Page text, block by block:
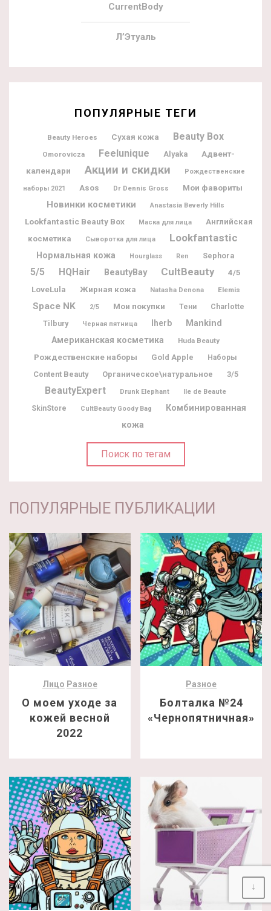
CurrentBody
Л’Этуаль
ПОПУЛЯРНЫЕ ТЕГИ
Beauty Heroes Сухая кожа Beauty Box
Omorovicza Feelunique Alyaka
Адвент-
календари
Акции и скидки Рождественские
наборы 2021 Asos Dr Dennis Gross Мои фавориты
Новинки косметики Anastasia Beverly Hills
Lookfantastic Beauty Box Маска для лица
Английская
косметика
Сыворотка для лица Lookfantastic
Нормальная кожа Hourglass Ren Sephora
5/5 HQHair BeautyBay CultBeauty
4/5
LoveLula
Жирная кожа Natasha Denona Elemis
Space NK 2/5 Мои покупки Тени
Charlotte
Tilbury
Черная пятница Iherb Mankind
Американская косметика Huda Beauty
Рождественские наборы Gold Apple Наборы
Content Beauty Органическое\натуральное 3/5
BeautyExpert Drunk Elephant
Ile de Beaute
SkinStore
CultBeauty Goody Bag
Комбинированная
кожа
Поиск по тегам
ПОПУЛЯРНЫЕ ПУБЛИКАЦИИ
Лицо Разное
О моем уходе за
кожей весной
2022
Разное
Болталка №24
«Чернопятничная»
↓